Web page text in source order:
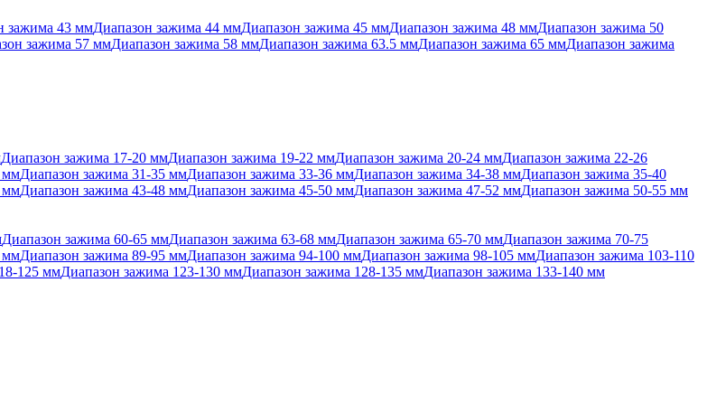
зажима 43 ммДиапазон зажима 44 ммДиапазон зажима 45 ммДиапазон зажима 48 ммДиапазон зажима 50
зажима 57 ммДиапазон зажима 58 ммДиапазон зажима 63.5 ммДиапазон зажима 65 ммДиапазон зажима
Диапазон зажима 17-20 ммДиапазон зажима 19-22 ммДиапазон зажима 20-24 ммДиапазон зажима 22-26
ммДиапазон зажима 31-35 ммДиапазон зажима 33-36 ммДиапазон зажима 34-38 ммДиапазон зажима 35-40
ммДиапазон зажима 43-48 ммДиапазон зажима 45-50 ммДиапазон зажима 47-52 ммДиапазон зажима 50-55 мм
Диапазон зажима 60-65 ммДиапазон зажима 63-68 ммДиапазон зажима 65-70 ммДиапазон зажима 70-75
ммДиапазон зажима 89-95 ммДиапазон зажима 94-100 ммДиапазон зажима 98-105 ммДиапазон зажима 103-110
125 ммДиапазон зажима 123-130 ммДиапазон зажима 128-135 ммДиапазон зажима 133-140 мм